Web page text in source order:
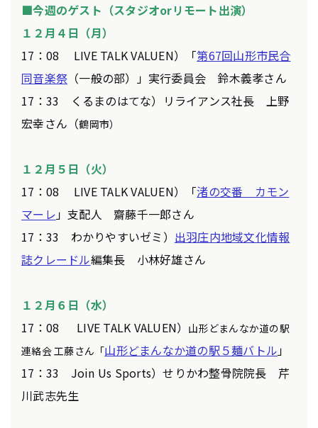
■今週のゲスト（スタジオorリモート出演）
１２ 月４ 日（月）
17：08 LIVE TALK VALUEN）「第67回山形市民合
同音楽祭 （一般の部）」実行委員会 鈴木義孝さん
17：33 くるまのはてな）リライアンス社長 上野
宏幸さん（鶴岡市）
１２月５ 日（火）
17：08 LIVE TALK VALUEN）「渚の交番 カモン
マーレ 」支配人 齋藤千一郎さん
17：33 わかりやすいゼミ） 出羽庄内地域文化情報
誌クレードル編集長 小林好雄さん
１２月６日（水）
17：08 LIVE TALK VALUEN） 山形どまんなか道の駅
連絡会 工藤さん「山形どまんなか道の駅５麺バトル 」
17：33 Join Us Sports）せりかわ整骨院院長 芹
川武志先生